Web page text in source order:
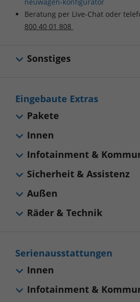
neuwagen-konfigurator
Beratung per Live-Chat oder
800 40 01 808
Sonstiges
Serienausstattungen
Innen
Infotainment &
Eingebaute Extras
Pakete
Innen
Infotainment &
Sicherheit & Assistenz
Außen
Räder & Technik